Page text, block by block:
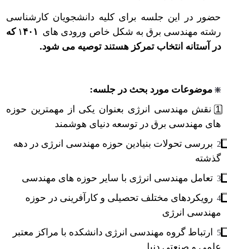
حضور در این جلسه برای کلیه دانشجویان کارشناسی
رشته مهندسی برق به شکل خاص ورودی های ۴۰۱
که
در آستانه انتخاب تمرکز هستند توصیه می شود.
❇ موضوعات مورد بحث در جلسه:
نقش مهندسی انرژی بعنوان یکی از مهم‏ترین حوزه
های مهندسی برق در توسعه دنیای هوشمند
2️ بررسی تحولات بنیادین حوزه مهندسی انرژی در دهه
گذشته
3️ تعامل مهندسی انرژی با سایر حوزه‏ های مهندسی
4️ رویکردهای مختلف تحصیلی و کارآفرینی در حوزه
مهندسی انرژی
5️
ارتباط گروه مهندسی انرژی دانشکده با مراکز معتبر
علمی و صنعتی دنیا